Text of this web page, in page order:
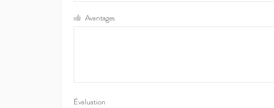
Avantages
Évaluation